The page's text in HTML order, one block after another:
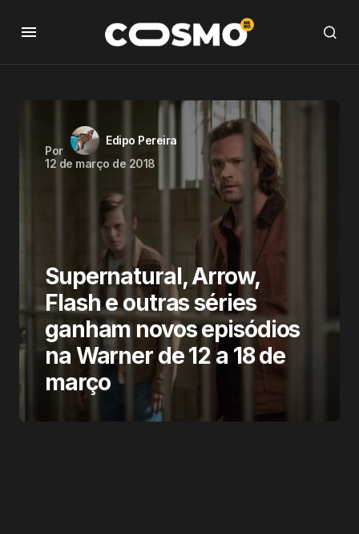
Por
Edipo Pereira
12 de março de 2018
Supernatural, Arrow,
Flash e outras séries
ganham novos episódios
na Warner de 12 a 18 de
março